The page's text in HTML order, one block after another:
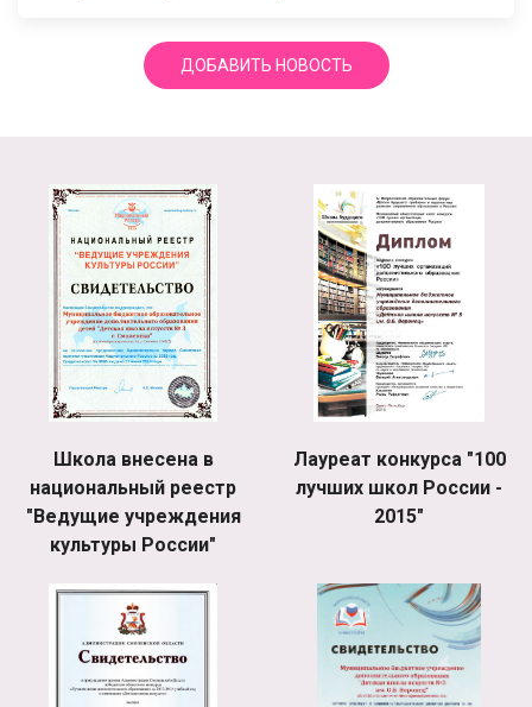
ДОБАВИТЬ НОВОСТЬ
Школа внесена в
национальный реестр
"Ведущие учреждения
культуры России"
Лауреат конкурса "100
лучших школ России -
2015"